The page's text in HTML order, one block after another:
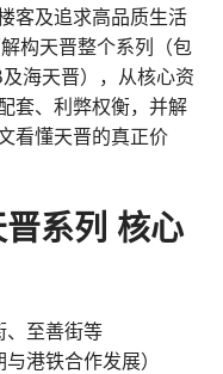
客及追求高品质生活
构天晋整个系列（包
海天晋），从核心资
套、利弊权衡，并解
看懂天晋的真正价
系列 核心
、至善街等
港铁合作发展）